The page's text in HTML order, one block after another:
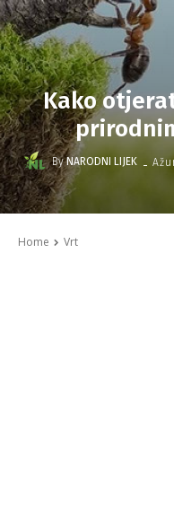
Kako
By NARODNI LIJEK -
Home Vrt